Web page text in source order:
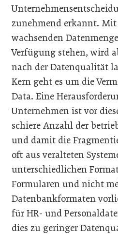
zunehmend erkannt.
wachsenden
Verfügung stehen, wird
nach der Datenqualität
Kern geht es um die
Data. Eine
Unternehmen ist vor
schiere Anzahl der
und damit die
oft aus veralteten
unterschiedlichen
Formularen und nicht
Datenbankformaten
für HR- und
dies zu geringer